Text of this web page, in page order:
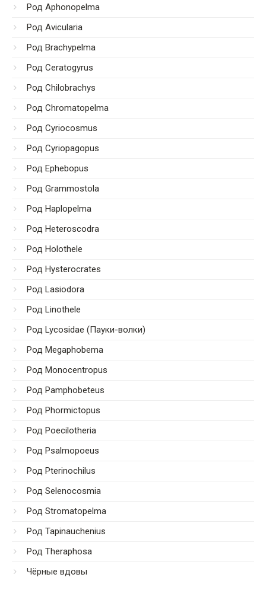
Род Aphonopelma
Род Avicularia
Род Brachypelma
Род Ceratogyrus
Род Chilobrachys
Род Chromatopelma
Род Cyriocosmus
Род Cyriopagopus
Род Ephebopus
Род Grammostola
Род Haplopelma
Род Heteroscodra
Род Holothele
Род Hysterocrates
Род Lasiodora
Род Linothele
Род Lycosidae (Пауки-волки)
Род Megaphobema
Род Monocentropus
Род Pamphobeteus
Род Phormictopus
Род Poecilotheria
Род Psalmopoeus
Род Pterinochilus
Род Selenocosmia
Род Stromatopelma
Род Tapinauchenius
Род Theraphosa
Чёрные вдовы